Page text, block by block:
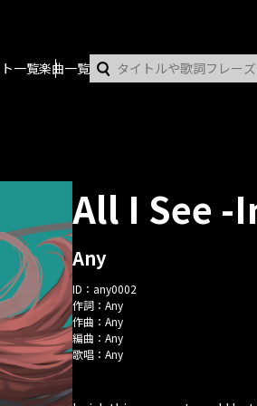
一覧楽曲一覧
All I See
Any
ID： any0002
作詞： Any
作曲： Any
編曲： Any
歌唱： Any